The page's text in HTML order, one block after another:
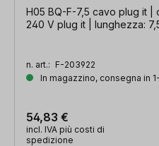
H05 BQ-F-7,5 cavo plug it |
240 V plug it | lunghezza:
n. art.: F-203922
In magazzino, consegna in
54,83 €
incl. IVA più costi di
spedizione